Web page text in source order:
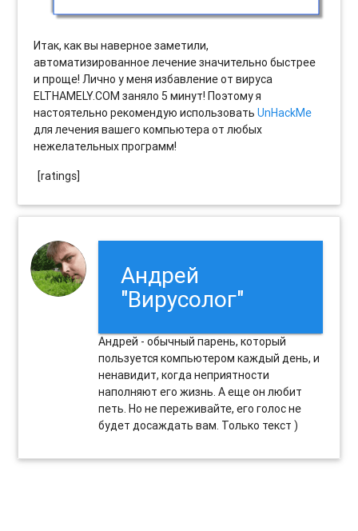
Итак, как вы наверное заметили,
автоматизированное лечение значительно быстрее
и проще! Лично у меня избавление от вируса
ELTHAMELY.COM заняло 5 минут! Поэтому я
настоятельно рекомендую использоватьUnHackMe
для лечения вашего компьютера от любых
нежелательных программ!
[ratings]
Андрей
"Вирусолог"
Андрей - обычный парень, который
пользуется компьютером каждый день, и
ненавидит, когда неприятности
наполняют его жизнь. А еще он любит
петь. Но не переживайте, его голос не
будет досаждать вам. Только текст )